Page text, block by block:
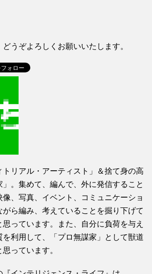
どうぞよろしくお願いいたします。
トリアル・アーティスト」＆捨て身の高
。集めて、編んで、外に発信すること
像、写真、イベント、コミュニケーショ
がら編み、考えていることを掘り下げて
っています。また、自分に負荷を与え
を利用して、「プロ無謀家」として獣道
っています。